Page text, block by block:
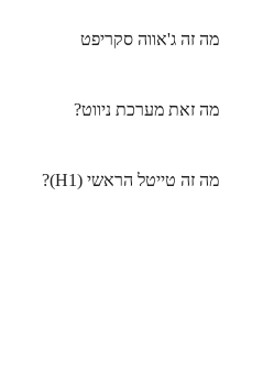
מה זה ג'אווה סקריפט
מה זאת מערכת ניווט?
מה זה טייטל הראשי (H1)?